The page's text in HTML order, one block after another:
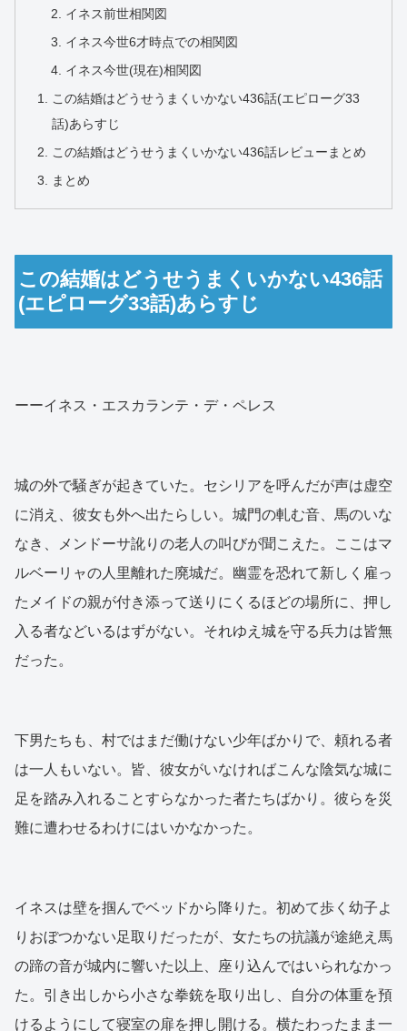
イネス前世相関図
イネス今世6才時点での相関図
イネス今世(現在)相関図
この結婚はどうせうまくいかない436話(エピローグ33
話)あらすじ
この結婚はどうせうまくいかない436話レビューまとめ
まとめ
この結婚はどうせうまくいかない436話
(エピローグ33話)あらすじ
ーーイネス・エスカランテ・デ・ペレス
城の外で騒ぎが起きていた。セシリアを呼んだが声は虚空
に消え、彼女も外へ出たらしい。城門の軋む音、馬のいな
なき、メンドーサ訛りの老人の叫びが聞こえた。ここはマ
ルベーリャの人里離れた廃城だ。幽霊を恐れて新しく雇っ
たメイドの親が付き添って送りにくるほどの場所に、押し
入る者などいるはずがない。それゆえ城を守る兵力は皆無
だった。
下男たちも、村ではまだ働けない少年ばかりで、頼れる者
は一人もいない。皆、彼女がいなければこんな陰気な城に
足を踏み入れることすらなかった者たちばかり。彼らを災
難に遭わせるわけにはいかなかった。
イネスは壁を掴んでベッドから降りた。初めて歩く幼子よ
りおぼつかない足取りだったが、女たちの抗議が途絶え馬
の蹄の音が城内に響いた以上、座り込んではいられなかっ
た。引き出しから小さな拳銃を取り出し、自分の体重を預
けるようにして寝室の扉を押し開ける。横たわったまま一